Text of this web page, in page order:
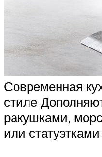
Современная
стиле
ракушками,
или